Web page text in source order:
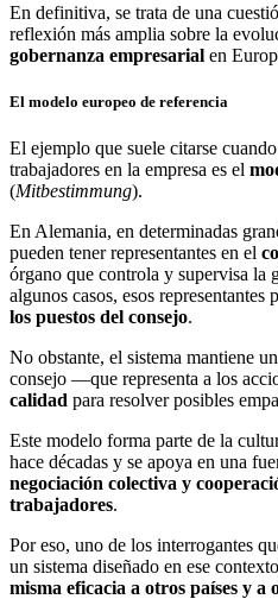
En definitiva, se trata de una
reflexión más amplia sobre la
gobernanza empresarial en
El modelo europeo de referencia
El ejemplo que suele citarse
trabajadores en la empresa es el
(Mitbestimmung).
En Alemania, en determinadas
pueden tener representantes en el
órgano que controla y supervisa la
algunos casos, esos representantes
los puestos del consejo.
No obstante, el sistema mantiene
consejo —que representa a los
calidad para resolver posibles
Este modelo forma parte de la
hace décadas y se apoya en una
negociación colectiva y
trabajadores.
Por eso, uno de los interrogantes
un sistema diseñado en ese
misma eficacia a otros países y